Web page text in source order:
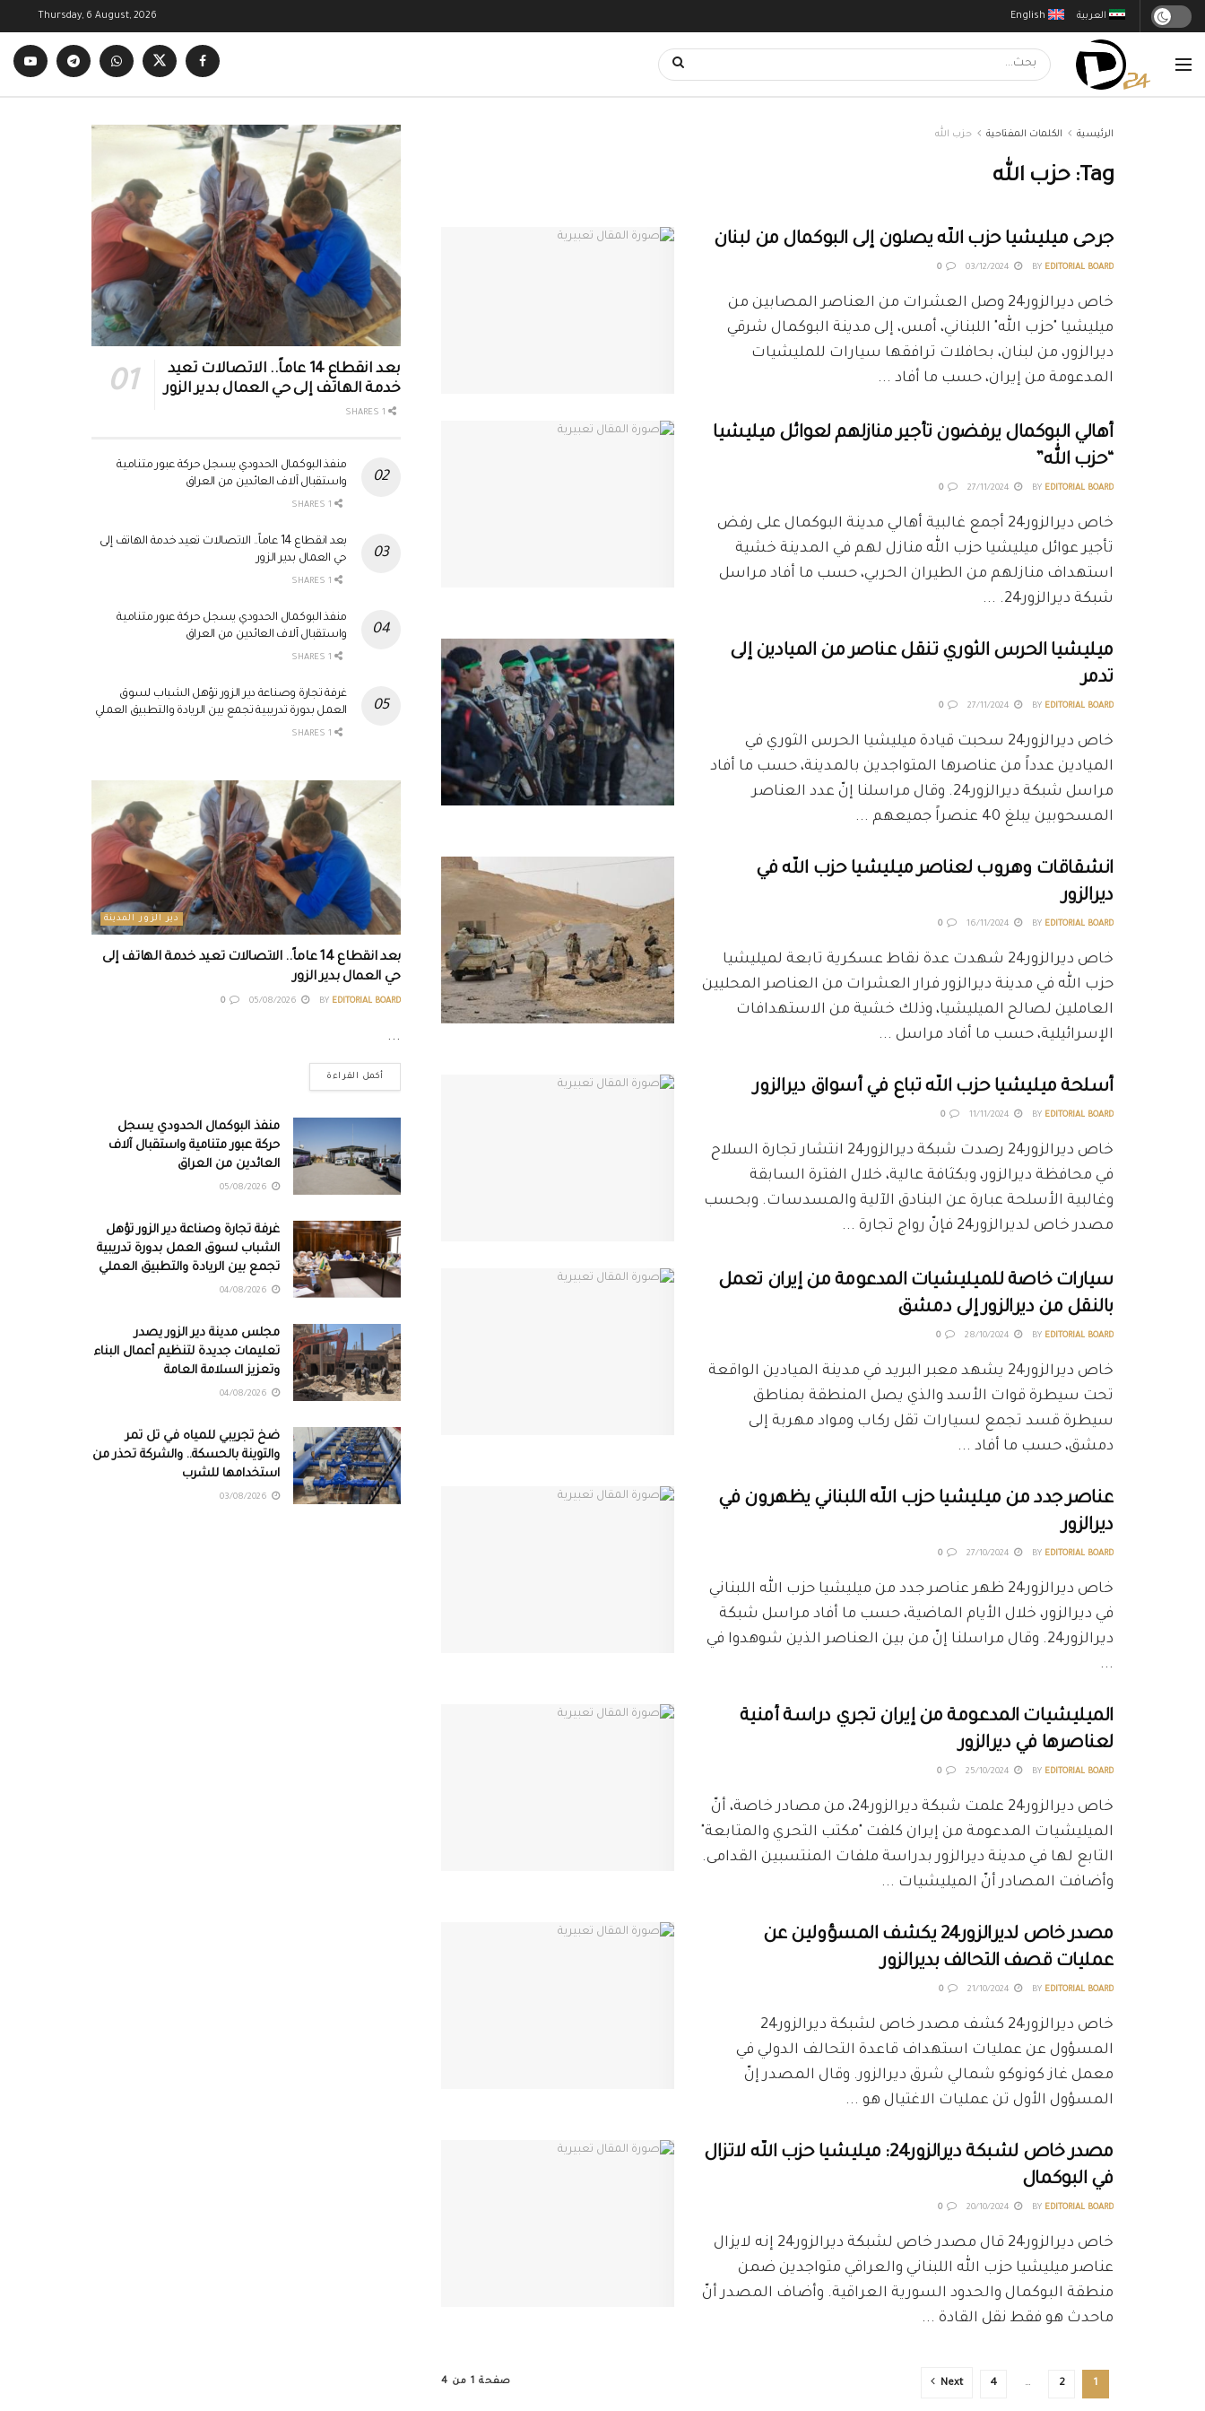
English العربية Thursday, 6 August, 2026
الرئيسية الكلمات المفتاحية حزب الله
Tag: حزب الله
جرحى ميليشيا حزب الله يصلون إلى البوكمال من لبنان
BY EDITORIAL BOARD
0
خاص ديرالزور24 وصل العشرات من العناصر المصابين من
ميليشيا "حزب الله" اللبناني، أمس، إلى مدينة البوكمال شرقي
ديرالزور، من لبنان، بحافلات ترافقها سيارات للمليشيات
المدعومة من إيران، حسب ما أفاد ...
أهالي البوكمال يرفضون تأجير منازلهم لعوائل ميليشيا
“حزب الله”
BY EDITORIAL BOARD
0
خاص ديرالزور24 أجمع غالبية أهالي مدينة البوكمال على رفض
تأجير عوائل ميليشيا حزب الله منازل لهم في المدينة خشية
استهداف منازلهم من الطيران الحربي، حسب ما أفاد مراسل
شبكة ديرالزور24. ...
ميليشيا الحرس الثوري تنقل عناصر من الميادين إلى
تدمر
BY EDITORIAL BOARD
0
خاص ديرالزور24 سحبت قيادة ميليشيا الحرس الثوري في
الميادين عدداً من عناصرها المتواجدين بالمدينة، حسب ما أفاد
مراسل شبكة ديرالزور24. وقال مراسلنا إنّ عدد العناصر
المسحوبين يبلغ 40 عنصراً جميعهم ...
انشقاقات وهروب لعناصر ميليشيا حزب الله في
ديرالزور
BY EDITORIAL BOARD
0
خاص ديرالزور24 شهدت عدة نقاط عسكرية تابعة لميليشيا
حزب الله في مدينة ديرالزور فرار العشرات من العناصر المحليين
العاملين لصالح الميليشيا، وذلك خشية من الاستهدافات
الإسرائيلية، حسب ما أفاد مراسل ...
أسلحة ميليشيا حزب الله تباع في أسواق ديرالزور
BY EDITORIAL BOARD
0
خاص ديرالزور24 رصدت شبكة ديرالزور24 انتشار تجارة السلاح
في محافظة ديرالزور، وبكثافة عالية، خلال الفترة السابقة
وغالبية الأسلحة عبارة عن البنادق الآلية والمسدسات. وبحسب
مصدر خاص لديرالزور24 فإنّ رواج تجارة ...
سيارات خاصة للميليشيات المدعومة من إيران تعمل
بالنقل من ديرالزور إلى دمشق
BY EDITORIAL BOARD
0
خاص ديرالزور24 يشهد معبر البريد في مدينة الميادين الواقعة
تحت سيطرة قوات الأسد والذي يصل المنطقة بمناطق
سيطرة قسد تجمع لسيارات تقل ركاب ومواد مهربة إلى
دمشق، حسب ما أفاد ...
عناصر جدد من ميليشيا حزب الله اللبناني يظهرون في
ديرالزور
BY EDITORIAL BOARD
0
خاص ديرالزور24 ظهر عناصر جدد من ميليشيا حزب الله اللبناني
في ديرالزور، خلال الأيام الماضية، حسب ما أفاد مراسل شبكة
ديرالزور24. وقال مراسلنا إنّ من بين العناصر الذين شوهدوا في
...
الميليشيات المدعومة من إيران تجري دراسة أمنية
لعناصرها في ديرالزور
BY EDITORIAL BOARD
0
خاص ديرالزور24 علمت شبكة ديرالزور24، من مصادر خاصة، أنّ
الميليشيات المدعومة من إيران كلفت "مكتب التحري والمتابعة"
التابع لها في مدينة ديرالزور بدراسة ملفات المنتسبين القدامى.
وأضافت المصادر أنّ الميليشيات ...
مصدر خاص لديرالزور24 يكشف المسؤولين عن
عمليات قصف التحالف بديرالزور
BY EDITORIAL BOARD
0
خاص ديرالزور24 كشف مصدر خاص لشبكة ديرالزور24
المسؤول عن عمليات استهداف قاعدة التحالف الدولي في
معمل غاز كونوكو شمالي شرق ديرالزور. وقال المصدر إنّ
المسؤول الأول تن عمليات الاغتيال هو ...
مصدر خاص لشبكة ديرالزور24: ميليشيا حزب الله لاتزال
في البوكمال
BY EDITORIAL BOARD
0
خاص ديرالزور24 قال مصدر خاص لشبكة ديرالزور24 إنه لايزال
عناصر ميليشيا حزب الله اللبناني والعراقي متواجدين ضمن
منطقة البوكمال والحدود السورية العراقية. وأضاف المصدر أنّ
ماحدث هو فقط نقل القادة ...
صفحة 1 من 4 1
2
…
4
Next
بعد انقطاع 14 عاماً.. الاتصالات تعيد
خدمة الهاتف إلى حي العمال بدير الزور
منفذ البوكمال الحدودي يسجل حركة عبور متنامية
واستقبال آلاف العائدين من العراق
بعد انقطاع 14 عاماً.. الاتصالات تعيد خدمة الهاتف إلى
حي العمال بدير الزور
منفذ البوكمال الحدودي يسجل حركة عبور متنامية
واستقبال آلاف العائدين من العراق
غرفة تجارة وصناعة دير الزور تؤهل الشباب لسوق
العمل بدورة تدريبية تجمع بين الريادة والتطبيق العملي
دير الزور المدينة
بعد انقطاع 14 عاماً.. الاتصالات تعيد خدمة الهاتف إلى
حي العمال بدير الزور
BY EDITORIAL BOARD
0
...
أكمل القراءة
منفذ البوكمال الحدودي يسجل
حركة عبور متنامية واستقبال آلاف
العائدين من العراق
غرفة تجارة وصناعة دير الزور تؤهل
الشباب لسوق العمل بدورة تدريبية
تجمع بين الريادة والتطبيق العملي
مجلس مدينة دير الزور يصدر
تعليمات جديدة لتنظيم أعمال البناء
وتعزيز السلامة العامة
ضخ تجريبي للمياه في تل تمر
والتوينة بالحسكة.. والشركة تحذر من
استخدامها للشرب